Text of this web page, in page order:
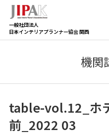
一般社団法人
日本インテリアプランナー協会 関西
機関
table-vol.12_ホ
前_2022 03